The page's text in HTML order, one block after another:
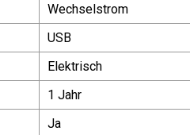
Wechselstrom
USB
Elektrisch
1 Jahr
Ja